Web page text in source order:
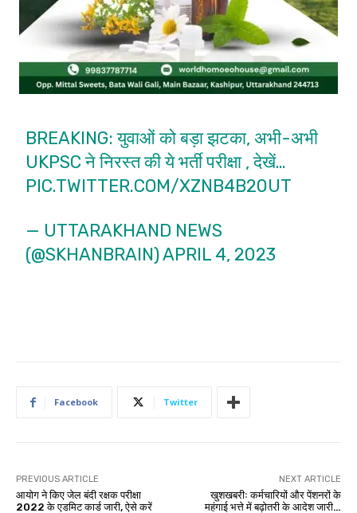
BREAKING: युवाओं को बड़ा झटका, अभी-अभी
UKPSC ने निरस्त की ये भर्ती परीक्षा , देखें…
PIC.TWITTER.COM/XZNB4B20UT
— UTTARAKHAND NEWS
(@SKHANBRAIN)APRIL 4, 2023
Facebook Twitter
PREVIOUS ARTICLE
आयोग ने किए जेल बंदी रक्षक परीक्षा
2022 के एडमिट कार्ड जारी, ऐसे करें
NEXT ARTICLE
खुशखबरीः कर्मचारियों और पेंशनरों के
महंगाई भत्ते में बढ़ोतरी के आदेश जारी…